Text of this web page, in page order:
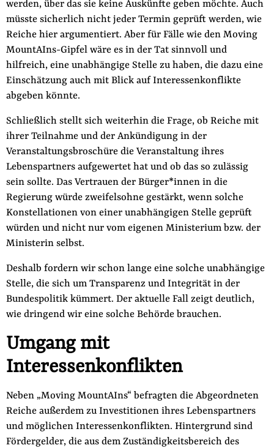
werden, über das sie keine Auskünfte geben möchte. Auch
müsste sicherlich nicht jeder Termin geprüft werden, wie
Reiche hier argumentiert. Aber für Fälle wie den Moving
MountAIns-Gipfel wäre es in der Tat sinnvoll und
hilfreich, eine unabhängige Stelle zu haben, die dazu eine
Einschätzung auch mit Blick auf Interessenkonflikte
abgeben könnte.
Schließlich stellt sich weiterhin die Frage, ob Reiche mit
ihrer Teilnahme und der Ankündigung in der
Veranstaltungsbroschüre die Veranstaltung ihres
Lebenspartners aufgewertet hat und ob das so zulässig
sein sollte. Das Vertrauen der Bürger*innen in die
Regierung würde zweifelsohne gestärkt, wenn solche
Konstellationen von einer unabhängigen Stelle geprüft
würden und nicht nur vom eigenen Ministerium bzw. der
Ministerin selbst.
Deshalb fordern wir schon lange eine solche unabhängige
Stelle, die sich um Transparenz und Integrität in der
Bundespolitik kümmert. Der aktuelle Fall zeigt deutlich,
wie dringend wir eine solche Behörde brauchen.
Umgang mit
Interessenkonflikten
Neben „Moving MountAIns“ befragten die Abgeordneten
Reiche außerdem zu Investitionen ihres Lebenspartners
und möglichen Interessenkonflikten. Hintergrund sind
Fördergelder, die aus dem Zuständigkeitsbereich des